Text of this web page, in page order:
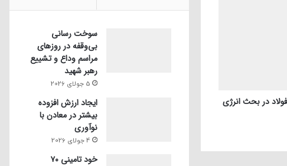
سوخت رسانی
بی‌وقفه در روز‌های
مراسم وداع و تشییع
رهبر شهید
5 جولای 2026
ایجاد ارزش افزوده
بیشتر در معادن با
نوآوری
4 جولای 2026
خود تامینی ۷۰